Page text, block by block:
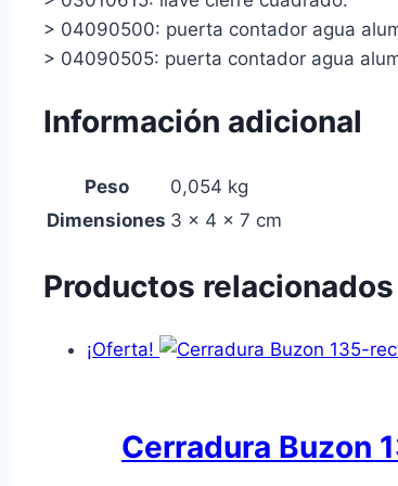
> 04090500: puerta contador agua
> 04090505: puerta contador agua
Información adicional
Peso
0,054 kg
Dimensiones 3 × 4 × 7 cm
Productos relacionados
¡Oferta!
Cerradura Buzon